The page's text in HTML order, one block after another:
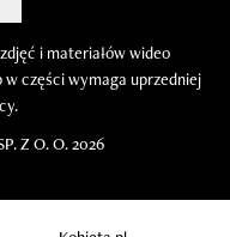
i materiałów wideo
części wymaga uprzedniej
Z O. O. 2026